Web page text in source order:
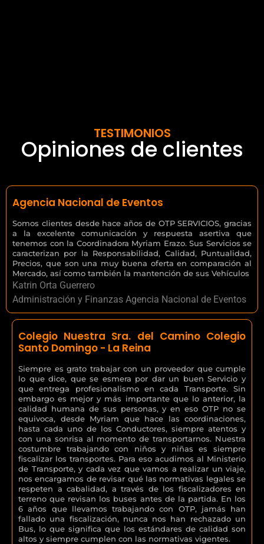
TESTIMONIOS
Opiniones de clientes
Agencia Nacional de Eventos
Somos clientes desde hace años de OTP SERVICIOS, gracias
a la excelente comunicación y respuesta asertiva que
tenemos con la Coordinadora Myriam Erazo. Sus Servicios se
caracterizan por la Responsabilidad, Calidad, Puntualidad,
Precios, que son una muy buena oferta en comparación al
Mercado, así como también la mantención de sus Vehículos
Katrin Orta Guerrero
Administración y Finanzas Agencia Nacional de Eventos
Colegio Nuestra Sra. del Camino Colegio
Santo Domingo - La Reina
Siempre es grato trabajar con un proveedor que cumple
lo que dice, que se esmera por dar un buen Servicio y
que entrega profesionalismo en cada Transporte. Sin
embargo es mejor y más importante que lo anterior, la
calidad humana de sus personas, y en eso OTP no se
equivoca, desde Myriam que hace las coordinaciones,
hasta cada uno de los Conductores, siempre atentos y
con una sonrisa al momento de transportarnos. Nuestra
costumbre trabajando con niños y niñas es siempre
fiscalizar los transportes. Para eso acudimos al Ministerio
de Transporte, y cada vez que vamos a realizar un viaje,
nos encargamos de revisar qué las normativas legales se
respeten a cabalidad, a través de los fiscalizadores en
terreno que revisan los buses antes de la partida. En los
6 años que llevamos trabajando con OTP, jamás han
fallado una fiscalización, nunca nos han rechazado un
Bus, lo que significa que los estándares de calidad son
altos y siempre cumplen con las normativas vigentes.